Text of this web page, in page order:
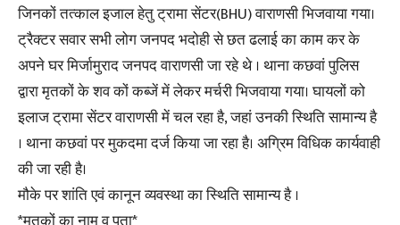
जिनकों तत्काल इजाल हेतु ट्रामा सेंटर(BHU) वाराणसी भिजवाया गया।
ट्रैक्टर सवार सभी लोग जनपद भदोही से छत ढलाई का काम कर के
अपने घर मिर्जामुराद जनपद वाराणसी जा रहे थे । थाना कछवां पुलिस
द्वारा मृतकों के शव कों कब्जें में लेकर मर्चरी भिजवाया गया। घायलों को
इलाज ट्रामा सेंटर वाराणसी में चल रहा है, जहां उनकी स्थिति सामान्य है
। थाना कछवां पर मुकदमा दर्ज किया जा रहा है। अग्रिम विधिक कार्यवाही
की जा रही है।
मौके पर शांति एवं कानून व्यवस्था का स्थिति सामान्य है ।